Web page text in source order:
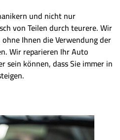
und nicht nur
von Teilen durch teurere. Wir
Ihnen die Verwendung der
Wir reparieren Ihr Auto
sein können, dass Sie immer in